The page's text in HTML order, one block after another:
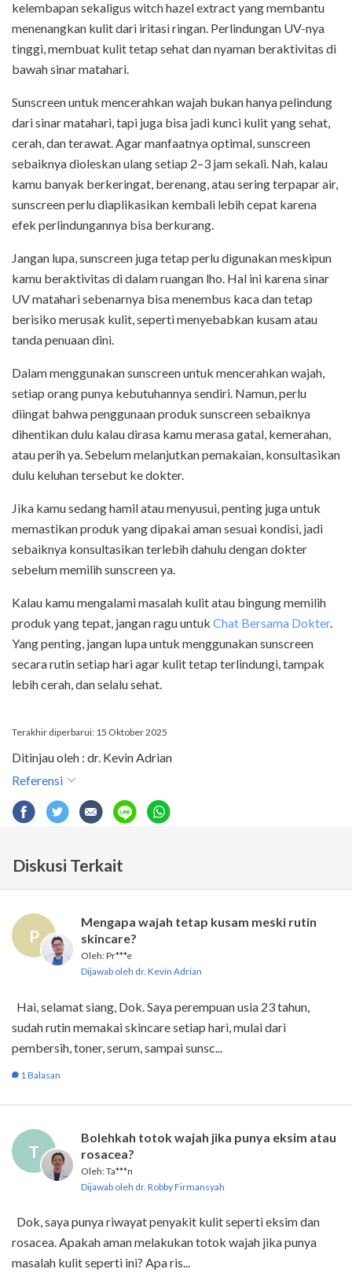
kelembapan sekaligus witch hazel extract yang membantu
menenangkan kulit dari iritasi ringan. Perlindungan UV-nya
tinggi, membuat kulit tetap sehat dan nyaman beraktivitas di
bawah sinar matahari.
Sunscreen untuk mencerahkan wajah bukan hanya pelindung
dari sinar matahari, tapi juga bisa jadi kunci kulit yang sehat,
cerah, dan terawat. Agar manfaatnya optimal, sunscreen
sebaiknya dioleskan ulang setiap 2–3 jam sekali. Nah, kalau
kamu banyak berkeringat, berenang, atau sering terpapar air,
sunscreen perlu diaplikasikan kembali lebih cepat karena
efek perlindungannya bisa berkurang.
Jangan lupa, sunscreen juga tetap perlu digunakan meskipun
kamu beraktivitas di dalam ruangan lho. Hal ini karena sinar
UV matahari sebenarnya bisa menembus kaca dan tetap
berisiko merusak kulit, seperti menyebabkan kusam atau
tanda penuaan dini.
Dalam menggunakan sunscreen untuk mencerahkan wajah,
setiap orang punya kebutuhannya sendiri. Namun, perlu
diingat bahwa penggunaan produk sunscreen sebaiknya
dihentikan dulu kalau dirasa kamu merasa gatal, kemerahan,
atau perih ya. Sebelum melanjutkan pemakaian, konsultasikan
dulu keluhan tersebut ke dokter.
Jika kamu sedang hamil atau menyusui, penting juga untuk
memastikan produk yang dipakai aman sesuai kondisi, jadi
sebaiknya konsultasikan terlebih dahulu dengan dokter
sebelum memilih sunscreen ya.
Kalau kamu mengalami masalah kulit atau bingung memilih
produk yang tepat, jangan ragu untuk Chat Bersama Dokter.
Yang penting, jangan lupa untuk menggunakan sunscreen
secara rutin setiap hari agar kulit tetap terlindungi, tampak
lebih cerah, dan selalu sehat.
Terakhir diperbarui: 15 Oktober 2025